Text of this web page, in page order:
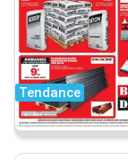
Tendance